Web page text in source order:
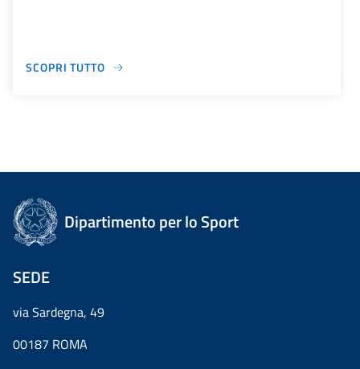
SCOPRI TUTTO
Dipartimento per lo Sport
SEDE
via Sardegna, 49
00187 ROMA